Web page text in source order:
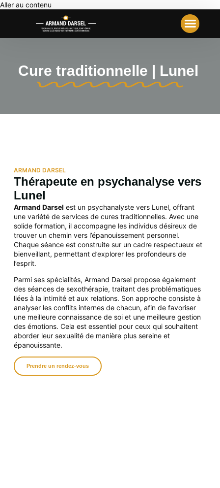
Aller au contenu
Cure traditionnelle | Lunel
ARMAND DARSEL
Thérapeute en psychanalyse vers
Lunel
Armand Darsel est un psychanalyste vers Lunel, offrant
une variété de services de cures traditionnelles. Avec une
solide formation, il accompagne les individus désireux de
trouver un chemin vers l’épanouissement personnel.
Chaque séance est construite sur un cadre respectueux et
bienveillant, permettant d’explorer les profondeurs de
l’esprit.
Parmi ses spécialités, Armand Darsel propose également
des séances de sexothérapie, traitant des problématiques
liées à la intimité et aux relations. Son approche consiste à
analyser les conflits internes de chacun, afin de favoriser
une meilleure connaissance de soi et une meilleure gestion
des émotions. Cela est essentiel pour ceux qui souhaitent
aborder leur sexualité de manière plus sereine et
épanouissante.
Prendre un rendez-vous